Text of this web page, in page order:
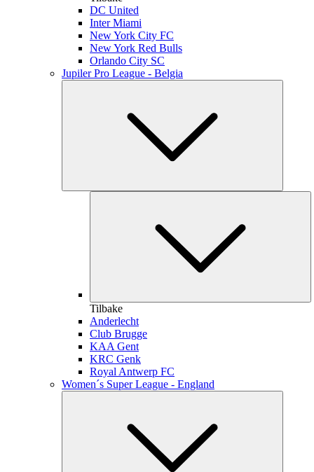
DC United
Inter Miami
New York City FC
New York Red Bulls
Orlando City SC
Jupiler Pro League - Belgia
Tilbake
Anderlecht
Club Brugge
KAA Gent
KRC Genk
Royal Antwerp FC
Women´s Super League - England